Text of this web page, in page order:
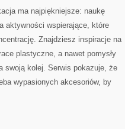
ma najpiękniejsze: naukę
aktywności wspierające, które
Znajdziesz inspiracje na
plastyczne, a nawet pomysły
swoją kolej. Serwis pokazuje, że
wypasionych akcesoriów, by